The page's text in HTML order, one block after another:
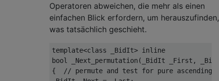
Operatoren abweichen, die mehr als einen
einfachen Blick erfordern, um herauszufinden,
was tatsächlich geschieht.
template<class BidIt> inline
bool
_Next_permutation(_BidIt _First,
{
// permute and test for pure ascending,